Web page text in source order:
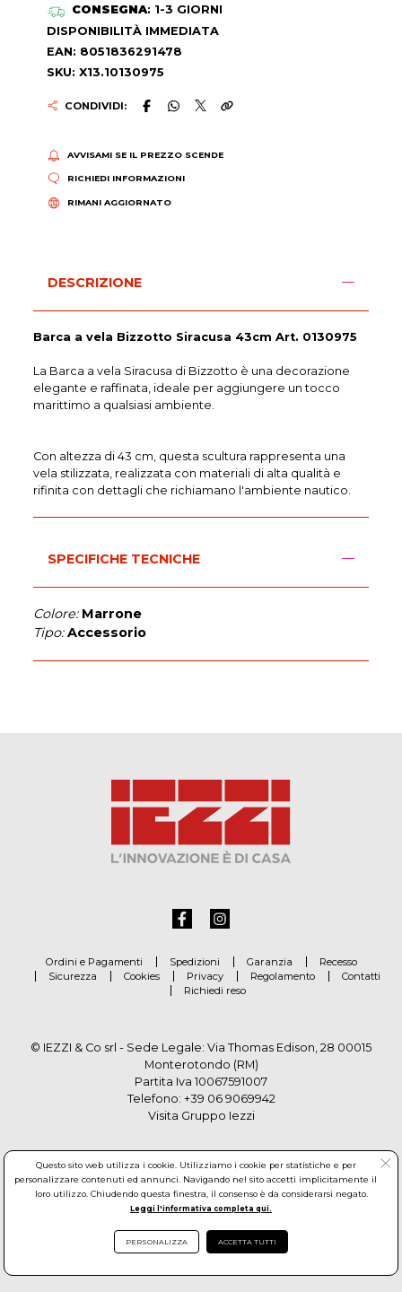
CONSEGNA: 1-3 GIORNI
DISPONIBILITÀ IMMEDIATA
EAN: 8051836291478
SKU: X13.10130975
CONDIVIDI:
AVVISAMI SE IL PREZZO SCENDE
RICHIEDI INFORMAZIONI
RIMANI AGGIORNATO
DESCRIZIONE
Barca a vela Bizzotto Siracusa 43cm Art. 0130975
La Barca a vela Siracusa di Bizzotto è una decorazione
elegante e raffinata, ideale per aggiungere un tocco
marittimo a qualsiasi ambiente.
Con altezza di 43 cm, questa scultura rappresenta una
vela stilizzata, realizzata con materiali di alta qualità e
rifinita con dettagli che richiamano l'ambiente nautico.
SPECIFICHE TECNICHE
Colore: Marrone
Tipo: Accessorio
Ordini e Pagamenti Spedizioni Garanzia
Recesso
Sicurezza
Cookies Privacy Regolamento
Contatti
Richiedi reso
© IEZZI & Co srl - Sede Legale: Via Thomas Edison, 28 00015
Monterotondo (RM)
Partita Iva 10067591007
Telefono: +39 06 9069942
Visita Gruppo Iezzi
© Copyright by Gruppo Iezzi. All rights reserved. Powered by
Questo sito web utilizza i cookie. Utilizziamo i cookie per statistiche e per
personalizzare contenuti ed annunci. Navigando nel sito accetti implicitamente il
loro utilizzo. Chiudendo questa finestra, il consenso è da considerarsi negato.
Leggi l'informativa completa qui.
PERSONALIZZA ACCETTA TUTTI